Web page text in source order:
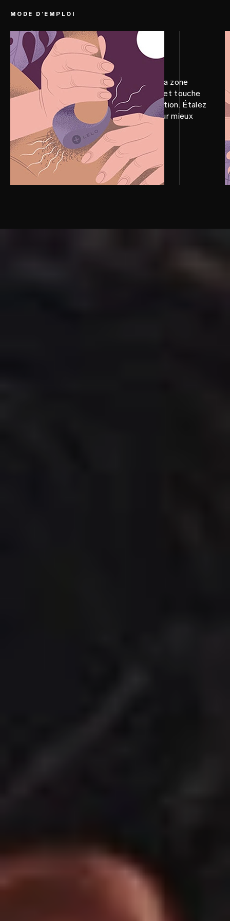
MODE D’EMPLOI
ÉTAPE 1
Préliminaires
Positionnez TOR™ 3 de sorte que la zone
vibrante plus large soit vers le haut et touche
votre partenaire pendant la pénétration. Étalez
un peu de lubrifiant intime LELO pour mieux
glisser.